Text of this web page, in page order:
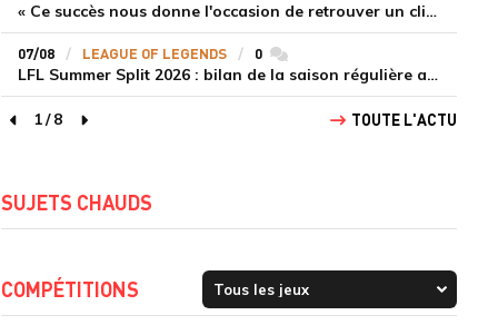
« Ce succès nous donne l'occasion de retrouver un climat beaucoup plus positif » Ryu et Canyon soulagés après la victoire de Gen.G sur HLE
07/08 LEAGUE OF LEGENDS 0commentaires
LFL Summer Split 2026 : bilan de la saison régulière avec Solary en tête
page précédente
1/8
page suivante
TOUTE L'ACTU
SUJETS CHAUDS
COMPÉTITIONS